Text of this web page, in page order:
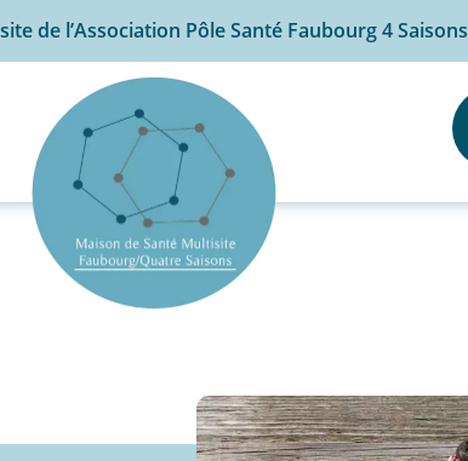
de l’Association Pôle Santé Faubourg 4 Saisons